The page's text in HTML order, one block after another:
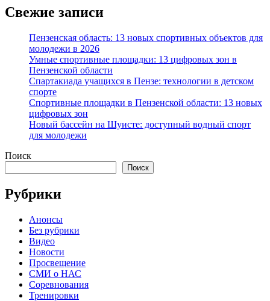
Свежие записи
Пензенская область: 13 новых спортивных объектов для
молодежи в 2026
Умные спортивные площадки: 13 цифровых зон в
Пензенской области
Спартакиада учащихся в Пензе: технологии в детском
спорте
Спортивные площадки в Пензенской области: 13 новых
цифровых зон
Новый бассейн на Шуисте: доступный водный спорт
для молодежи
Поиск
Поиск
Рубрики
Анонсы
Без рубрики
Видео
Новости
Просвещение
СМИ о НАС
Соревнования
Тренировки